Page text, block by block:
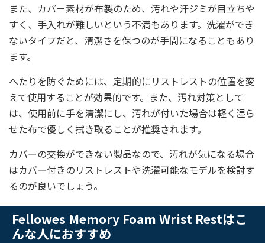
また、カバー素材が布製のため、汚れや汗ジミが目立ちや
すく、手入れが難しいという不満もあります。洗濯ができ
ないタイプだと、清潔さを保つのが手間になることもあり
ます。
へたりを防ぐためには、定期的にリストレストの位置を変
えて使用することが効果的です。また、汚れ対策として
は、使用前に手を清潔にし、汚れが付いた場合は軽く湿ら
せた布で優しく拭き取ることが推奨されます。
カバーの交換ができない製品なので、汚れが気になる場合
はカバー付きのリストレストや洗濯可能なモデルを検討す
るのが良いでしょう。
Fellowes Memory Foam Wrist Restはこ
んな人におすすめ